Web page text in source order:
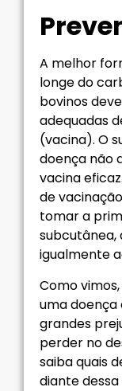
A melhor
longe do
bovinos
adequadas
(vacina). O
doença não
vacina
de
tomar a
subcutânea,
igualmente
Como
uma
grandes
perder no
saiba quais
diante